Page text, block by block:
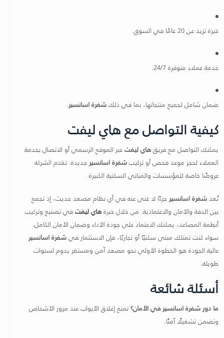
خبرة تزيد عن 20 عامًا في السوق.
خدمة عملاء متوفرة 24/7.
ضمان شامل لجميع منتجاتها، بما في ذلكشفرة اسانسير.
كيفية التواصل مع هاي ليفت
يمكنك التواصل مع فريقهاي ليفتعبر الموقع الرسمي أو الاتصال بخدمة
العملاء لحجز موعد فحص أو تركيبشفرة اسانسير جديدة. تقدم الشركة
عروضًا خاصة للمؤسسات والمباني السكنية الكبيرة.
تُعدشفرة اسانسير جزءًا لا غنى عنه في أي نظام مصعد حديث، إذ تجمع
بين الدقة والأمان والاعتمادية. من خلال خبرةهاي ليفتفي تصنيع وتركيب
أنظمة المصاعد، يمكنك الاعتماد على جودة الأداء وضمان الأمان الكامل.
سواء كنت تمتلك مبنى سكنيًا أو تجاريًا، فإن الاستثمار فيشفرة اسانسير
عالية الجودة هو الخطوة الأولى نحو مصعد آمن ومستقر يدوم لسنوات
طويلة.
أسئلة شائعة
ما دور شفرة اسانسير في الأمان؟تمنع إغلاق الأبواب عند مرور الأشخاص
وتضمن تشغيلًا آمنًا.